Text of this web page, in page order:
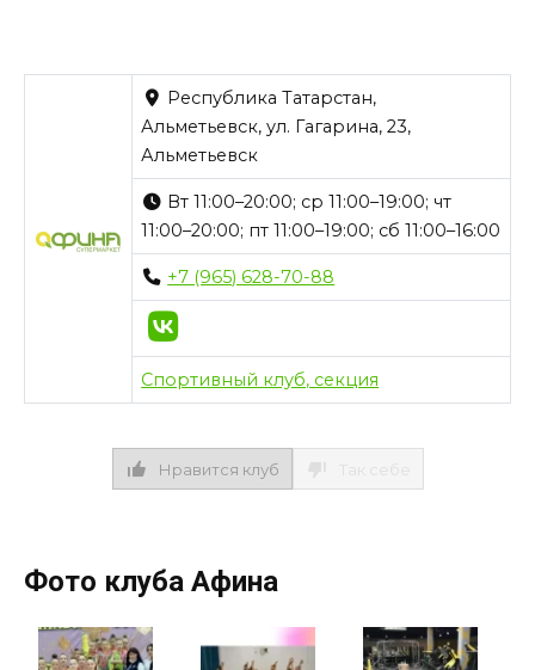
Республика Татарстан,
Альметьевск, ул. Гагарина, 23,
Альметьевск
Вт 11:00–20:00; ср 11:00–19:00; чт
11:00–20:00; пт 11:00–19:00; сб 11:00–16:00
+7 (965) 628-70-88
Спортивный клуб, секция
Нравится клуб
Фото клуба Афина